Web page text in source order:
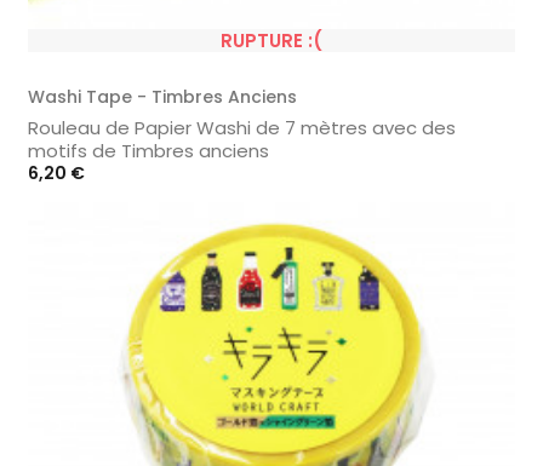
RUPTURE :(
Washi Tape - Timbres Anciens
Rouleau de Papier Washi de 7 mètres avec des
motifs de Timbres anciens
Prix
6,20 €